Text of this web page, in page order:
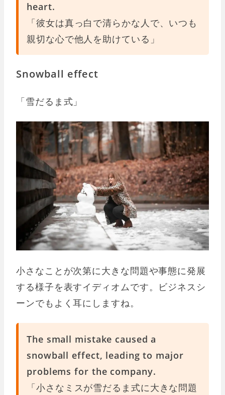
heart.
「彼女は真っ白で清らかな人で、いつも
親切な心で他人を助けている」
Snowball effect
「雪だるま式」
小さなことが次第に大きな問題や事態に発展
する様子を表すイディオムです。ビジネスシ
ーンでもよく耳にしますね。
The small mistake caused a
snowball effect, leading to major
problems for the company.
「小さなミスが雪だるま式に大きな問題